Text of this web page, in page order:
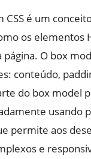
CSS é um
os elementos
página. O box
conteúdo,
do box model
usando
permite aos
e